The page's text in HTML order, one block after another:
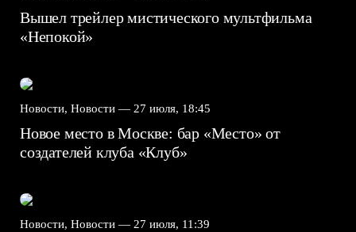
Вышел трейлер мистического мультфильма
«Непокой»
Новости, Новости — 27 июля, 18:45
Новое место в Москве: бар «Место» от
создателей клуба «Клуб»
Новости, Новости — 27 июля, 11:39